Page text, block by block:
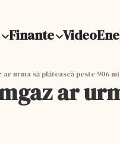
Finante Video
urma să plătească peste 906
ar